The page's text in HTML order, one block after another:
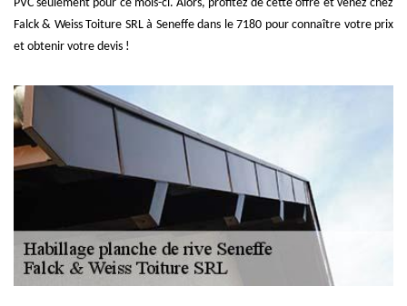
PVC seulement pour ce mois-ci. Alors, profitez de cette offre et venez chez
Falck & Weiss Toiture SRL à Seneffe dans le 7180 pour connaître votre prix
et obtenir votre devis !